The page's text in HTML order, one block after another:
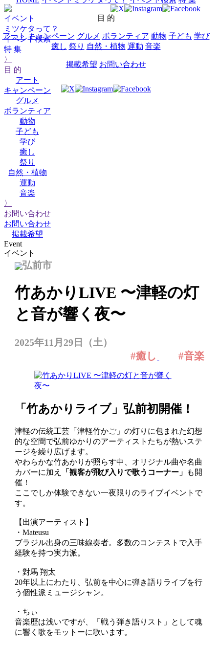
イベント
ミツケタって？
イベント検索
特 集
〉
目 的
アート
キャンペーン
グルメ
ボランティア
動物
子ども
学び
癒し
祭り
自然・植物
運動
音楽
〉
お問い合わせ
お問い合わせ
掲載希望
目 的
アート キャンペーン グルメ ボランティア 動物 子ども 学び
癒し 祭り 自然・植物 運動 音楽
掲載希望 お問い合わせ
Event
イベント
弘前市
竹あかりLIVE 〜津軽の灯
と音が響く夜〜
2025年11月29日（土）
#癒し #音楽
「竹あかりライブ」弘前初開催！
津軽の伝統工芸「津軽竹かご」の灯りに包まれた幻想
的な空間で弘前ゆかりのアーティストたちが熱いステ
ージを繰り広げます。
やわらかな竹あかりが照らす中、オリジナル曲や名曲
カバーに加え
「観客が飛び入りで歌うコーナー」
も開
催！
ここでしか体験できない一夜限りのライブイベントで
す。
【出演アーティスト】
・Mateusu
ブラジル出身の三味線奏者。多数のコンテストで入手
経験を持つ実力派。
・對馬 翔太
20年以上にわたり、弘前を中心に弾き語りライブを行
う個性派ミュージシャン。
・ちぃ
音楽歴は浅いですが、「戦う弾き語りスト」として魂
に響く歌をモットーに歌います。